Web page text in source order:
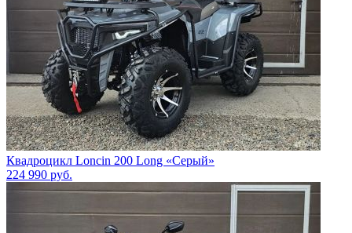
Квадроцикл Loncin 200 Long «Серый»
224 990 руб.